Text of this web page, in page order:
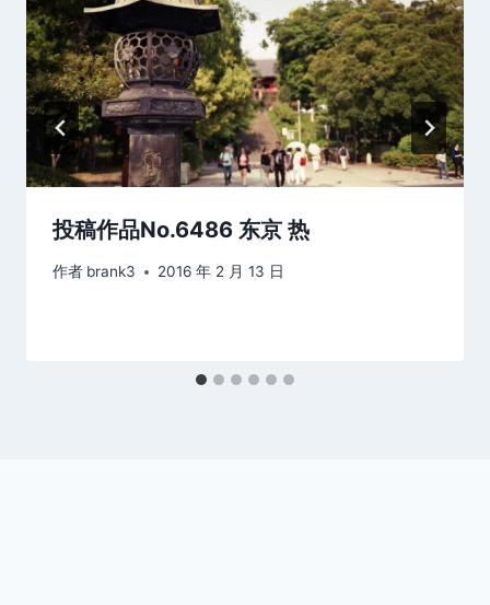
投稿作品No.6486 东京 热
作者 brank3 2016 年 2 月 13 日